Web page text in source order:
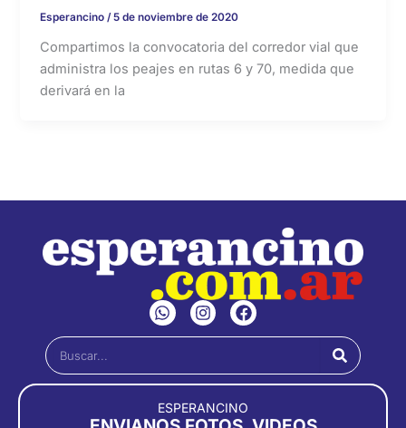
Esperancino /5 de noviembre de 2020
Compartimos la convocatoria del corredor vial que
administra los peajes en rutas 6 y 70, medida que
derivará en la
W
h
a
s
a
p
p
I
n
s
a
g
r
a
F
a
c
b
o
o
k
Buscar
ESPERANCINO